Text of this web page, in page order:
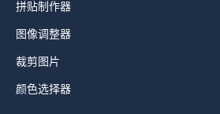
拼贴制作器
图像调整器
裁剪图片
颜色选择器